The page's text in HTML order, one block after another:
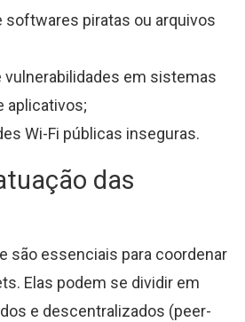
softwares piratas ou arquivos
vulnerabilidades em sistemas
aplicativos;
Wi-Fi públicas inseguras.
das
são essenciais para coordenar
Elas podem se dividir em
e descentralizados (peer-